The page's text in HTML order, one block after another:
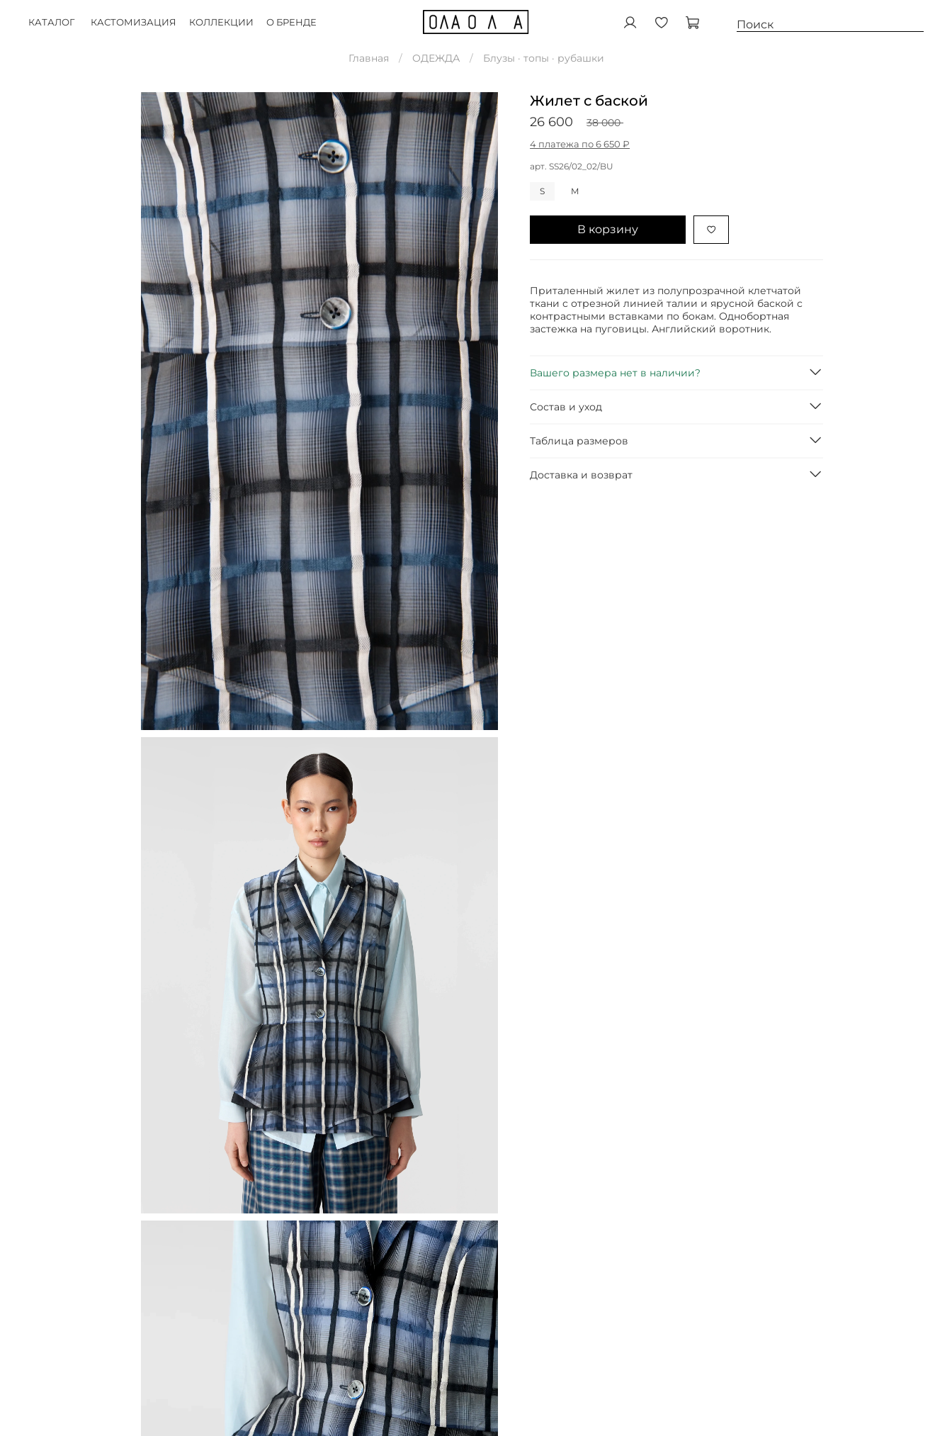
КАТАЛОГ КАСТОМИЗАЦИЯ КОЛЛЕКЦИИ О БРЕНДЕ
Главная ОДЕЖДА Блузы · топы · рубашки
арт.SS26/02_02/BU
Жилет с баской
26 600 38 000
4 платежа по 6 650 ₽
S M
В корзину
Приталенный жилет из полупрозрачной клетчатой
ткани с отрезной линией талии и ярусной баской с
контрастными вставками по бокам. Однобортная
застежка на пуговицы. Английский воротник.
Вашего размера нет в наличии?
Состав и уход
Таблица размеров
Доставка и возврат